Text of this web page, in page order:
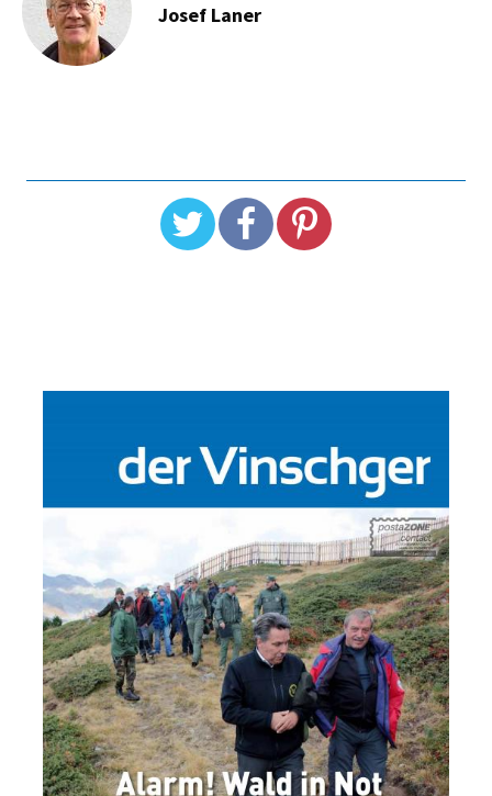
Josef Laner